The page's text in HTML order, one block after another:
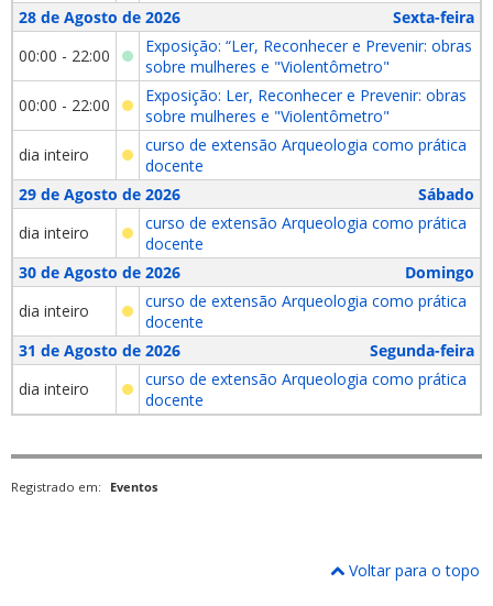
28 de Agosto de 2026
Sexta-feira
00:00 - 22:00
Exposição: “Ler, Reconhecer e Prevenir: obras
sobre mulheres e "Violentômetro"
00:00 - 22:00
Exposição: Ler, Reconhecer e Prevenir: obras
sobre mulheres e "Violentômetro"
dia inteiro
curso de extensão Arqueologia como prática
docente
29 de Agosto de 2026
Sábado
dia inteiro
curso de extensão Arqueologia como prática
docente
30 de Agosto de 2026
Domingo
dia inteiro
curso de extensão Arqueologia como prática
docente
31 de Agosto de 2026
Segunda-feira
dia inteiro
curso de extensão Arqueologia como prática
docente
Registrado em: Eventos
Voltar para o topo